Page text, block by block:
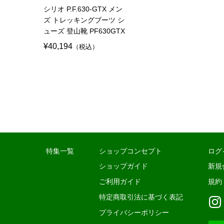
シリオ P.F.630-GTX メン
ズ トレッキングブーツ シ
ューズ 登山靴 PF630GTX
¥40,194 （税込）
特集一覧
ショップコンセプト
ショップガイド
ご利用ガイド
特定商取引法に基づく表記
プライバシーポリシー
ログ
新規
規約